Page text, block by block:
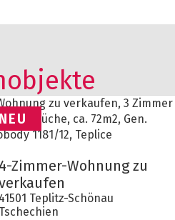
NEU
4-Zimmer-Wohnung zu
41501 Teplitz-Schönau
Tschechien